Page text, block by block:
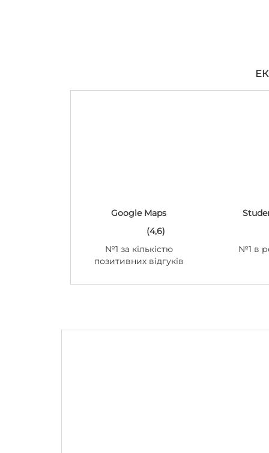
Google Maps
(4,6)
№1 за кількістю
позитивних відгуків
№1 в